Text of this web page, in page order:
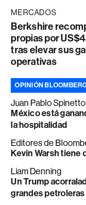
MERCADOS
Berkshire
propias por
tras elevar sus
operativas
OPINIÓN
Juan Pablo Spinetto
México está
la hospitalidad
Editores de
Kevin Warsh tiene
Liam Denning
Un Trump
grandes petroleras